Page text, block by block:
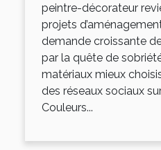
peintre-décorateur
projets
demande croissante
par la quête de
matériaux mieux
des réseaux sociaux
Couleurs...